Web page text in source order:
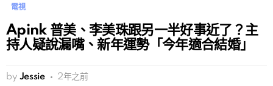
電視
Apink 普美、李美珠跟另一半好事近了？主
持人疑說漏嘴、新年運勢「今年適合結婚」
by Jessie 2年之前